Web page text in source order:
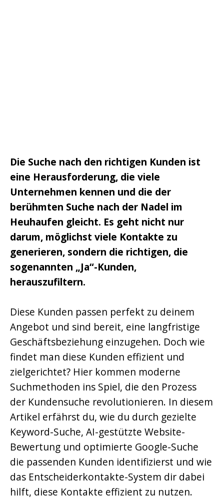
Die Suche nach den richtigen Kunden ist
eine Herausforderung, die viele
Unternehmen kennen und die der
berühmten Suche nach der Nadel im
Heuhaufen gleicht. Es geht nicht nur
darum, möglichst viele Kontakte zu
generieren, sondern die richtigen, die
sogenannten „Ja“-Kunden,
herauszufiltern.
Diese Kunden passen perfekt zu deinem
Angebot und sind bereit, eine langfristige
Geschäftsbeziehung einzugehen. Doch wie
findet man diese Kunden effizient und
zielgerichtet? Hier kommen moderne
Suchmethoden ins Spiel, die den Prozess
der Kundensuche revolutionieren. In diesem
Artikel erfährst du, wie du durch gezielte
Keyword-Suche, AI-gestützte Website-
Bewertung und optimierte Google-Suche
die passenden Kunden identifizierst und wie
das Entscheiderkontakte-System dir dabei
hilft, diese Kontakte effizient zu nutzen.